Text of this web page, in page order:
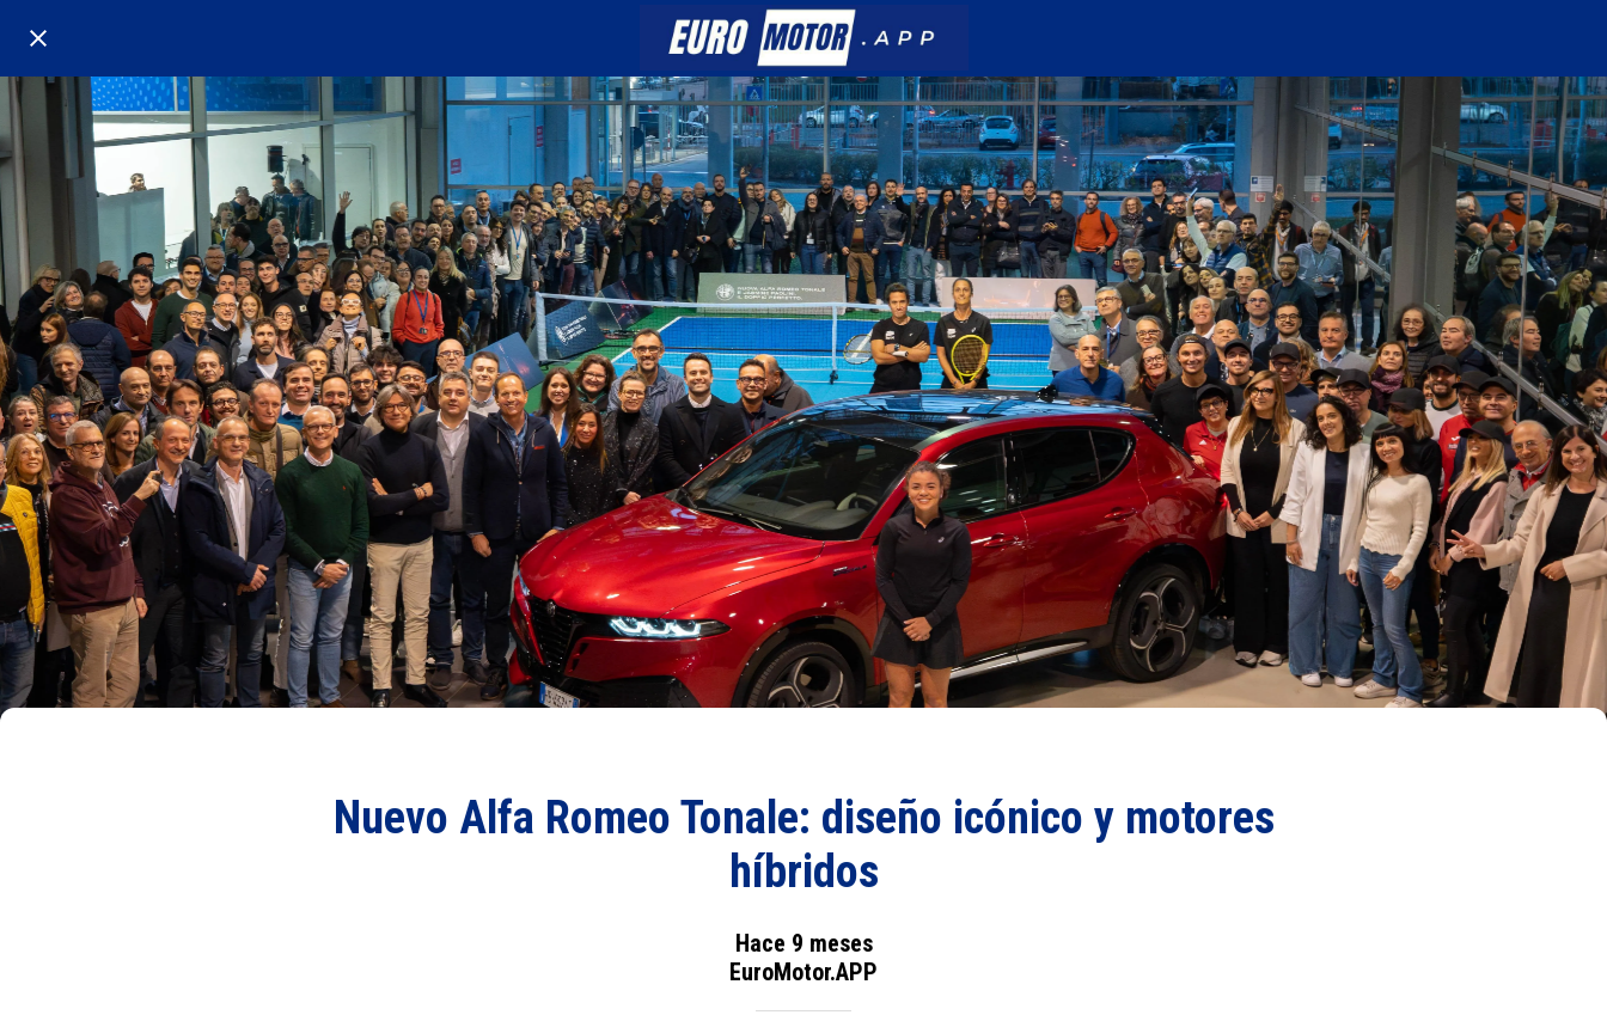
Nuevo Alfa Romeo Tonale: diseño icónico y motores
híbridos
Hace 9 meses
EuroMotor.APP